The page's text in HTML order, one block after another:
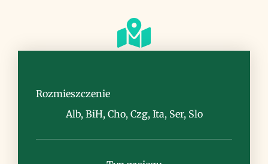
Rozmieszczenie
Alb, BiH, Cho, Czg, Ita, Ser, Slo